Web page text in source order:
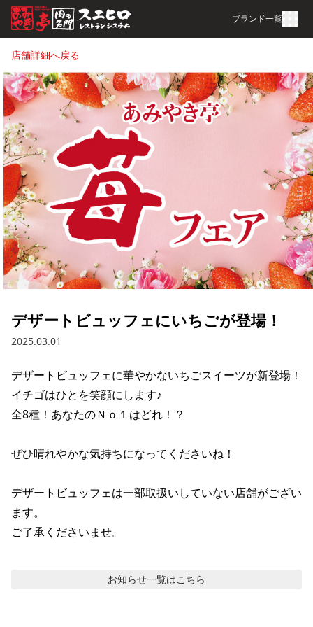
ブランド一覧
店舗詳細へ戻る
デザートビュッフェにいちごが登場！
2025.03.01
デザートビュッフェに華やかないちごスイーツが新登場！
イチゴはひとを笑顔にします♪
全8種！あなたのＮｏ１はどれ！？
ぜひ晴れやかな気持ちになってくださいね！
デザートビュッフェは一部取扱いしていない店舗がござい
ます。
ご了承くださいませ。
お知らせ一覧はこちら